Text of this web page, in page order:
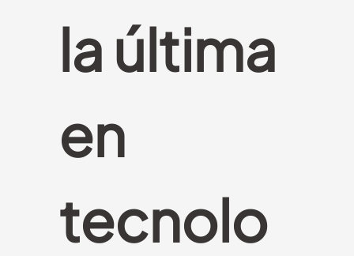
la última
en
tecnolo